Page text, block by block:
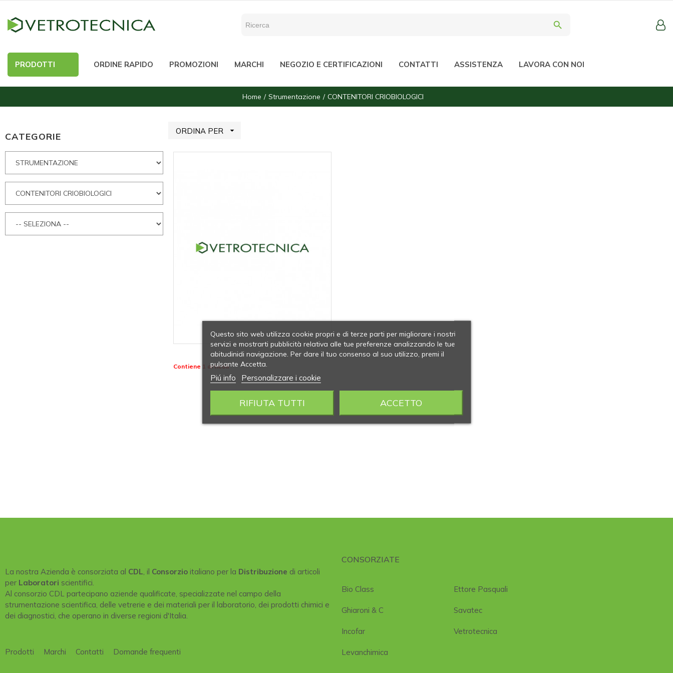
search
PRODOTTI ORDINE RAPIDO PROMOZIONI MARCHI NEGOZIO E CERTIFICAZIONI CONTATTI ASSISTENZA LAVORA CON NOI
Home Strumentazione CONTENITORI CRIOBIOLOGICI
CATEGORIE ORDINA PER 
Contiene 1 articoli
La nostra Azienda è consorziata al CDL, il Consorzio italiano per la Distribuzione di articoli
per Laboratori scientifici.
Al consorzio CDL partecipano aziende qualificate, specializzate nel campo della
strumentazione scientifica, delle vetrerie e dei materiali per il laboratorio, dei prodotti chimici e
dei diagnostici, che operano in diverse regioni d'Italia.
Prodotti Marchi Contatti Domande frequenti
CONSORZIATE
Bio Class
Ghiaroni & C
Incofar
Levanchimica
Ettore Pasquali
Savatec
Vetrotecnica
Questo sito web utilizza cookie propri e di terze parti per migliorare i nostri
servizi e mostrarti pubblicità relativa alle tue preferenze analizzando le tue
abitudinidi navigazione. Per dare il tuo consenso al suo utilizzo, premi il
pulsante Accetta.
Piú info Personalizzare i cookie
RIFIUTA TUTTI ACCETTO